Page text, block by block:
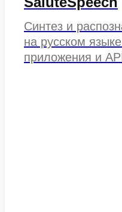
Синтез и
на русском
приложения и